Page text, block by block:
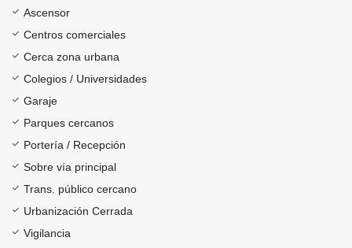
Ascensor
Centros comerciales
Cerca zona urbana
Colegios / Universidades
Garaje
Parques cercanos
Portería / Recepción
Sobre vía principal
Trans. público cercano
Urbanización Cerrada
Vigilancia